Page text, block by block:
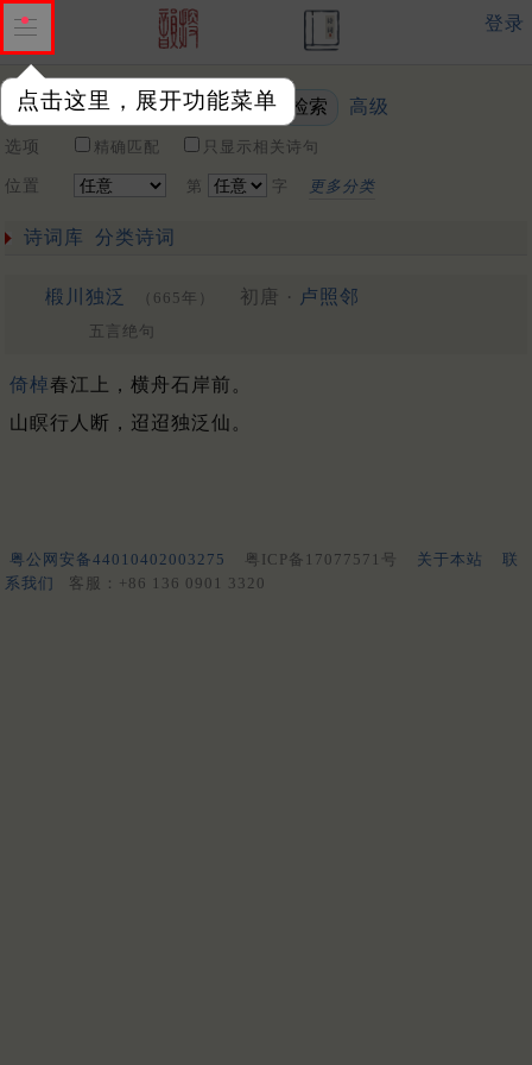
点击这里，展开功能菜单
登录
关键词 高级
选项 精确匹配 只显示相关诗句
位置 第 字 更多分类
诗词库 分类诗词
椴川独泛 （665年） 初唐 · 卢照邻
五言绝句
倚棹春江上，横舟石岸前。
山瞑行人断，迢迢独泛仙。
粤公网安备44010402003275 粤ICP备17077571号 关于本站
联
系我们
客服：+86 136 0901 3320